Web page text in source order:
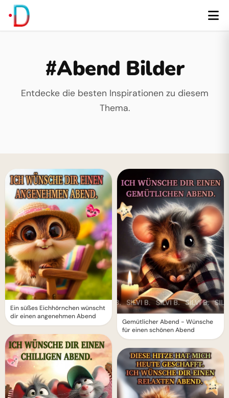
#Abend Bilder
Entdecke die besten Inspirationen zu diesem
Thema.
Ein süßes Eichhörnchen wünscht
dir einen angenehmen Abend
Gemütlicher Abend - Wünsche
für einen schönen Abend